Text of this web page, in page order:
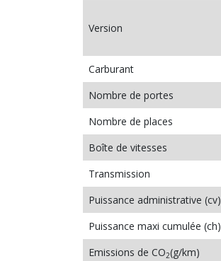
Version
Carburant
Nombre de portes
Nombre de places
Boîte de vitesses
Transmission
Puissance administrative (cv)
Puissance maxi cumulée (ch)
Emissions de CO2(g/km)